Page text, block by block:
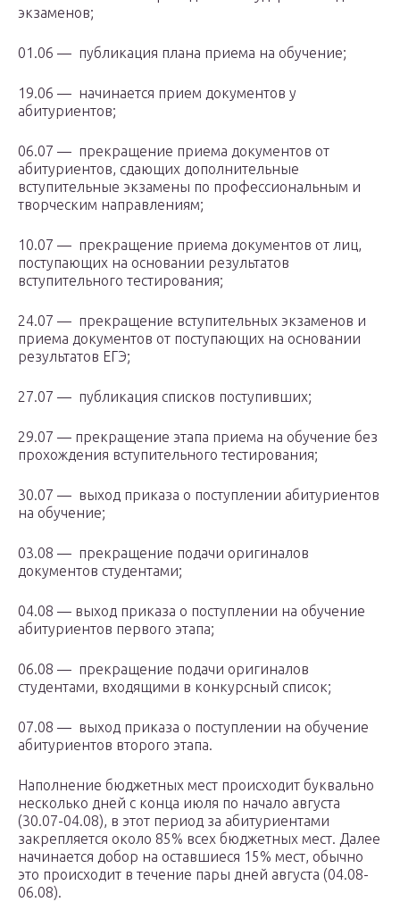
экзаменов;
01.06 — публикация плана приема на обучение;
19.06 — начинается прием документов у
абитуриентов;
06.07 — прекращение приема документов от
абитуриентов, сдающих дополнительные
вступительные экзамены по профессиональным и
творческим направлениям;
10.07 — прекращение приема документов от лиц,
поступающих на основании результатов
вступительного тестирования;
24.07 — прекращение вступительных экзаменов и
приема документов от поступающих на основании
результатов ЕГЭ;
27.07 — публикация списков поступивших;
29.07 — прекращение этапа приема на обучение без
прохождения вступительного тестирования;
30.07 — выход приказа о поступлении абитуриентов
на обучение;
03.08 — прекращение подачи оригиналов
документов студентами;
04.08 — выход приказа о поступлении на обучение
абитуриентов первого этапа;
06.08 — прекращение подачи оригиналов
студентами, входящими в конкурсный список;
07.08 — выход приказа о поступлении на обучение
абитуриентов второго этапа.
Наполнение бюджетных мест происходит буквально
несколько дней с конца июля по начало августа
(30.07-04.08), в этот период за абитуриентами
закрепляется около 85% всех бюджетных мест. Далее
начинается добор на оставшиеся 15% мест, обычно
это происходит в течение пары дней августа (04.08-
06.08).